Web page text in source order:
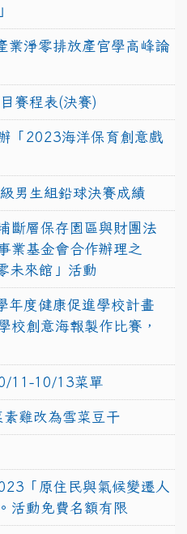
業淨零排放產官學高峰論
賽程表(決賽)
「2023海洋保育創意戲
男生組鉛球決賽成績
斷層保存園區與財團法
業基金會合作辦理之
未來館」活動
年度健康促進學校計畫
創意海報製作比賽，
11-10/13菜單
雞改為雪菜豆干
「原住民與氣候變遷人
活動免費名額有限